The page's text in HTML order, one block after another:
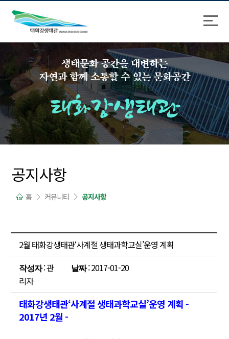
생태문화 공간을 대변하는
자연과 함께 소통할 수 있는 문화공간
태화강생태관
공지사항
홈 커뮤니티 공지사항
2월 태화강생태관‘사계절 생태과학교실’운영 계획
작성자: 관
리자
날짜: 2017-01-20
태화강생태관‘사계절 생태과학교실’운영 계획 -
2017년 2월 -